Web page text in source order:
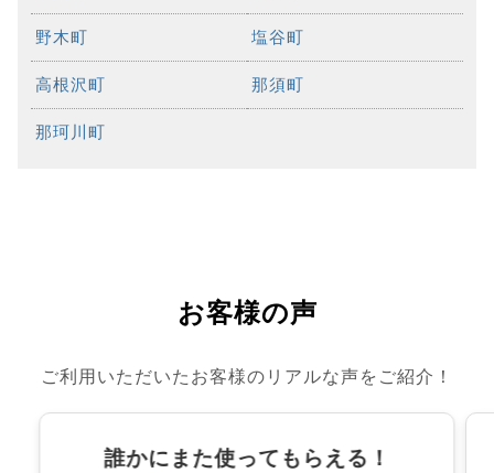
野木町 塩谷町
高根沢町 那須町
那珂川町
お客様の声
ご利用いただいたお客様のリアルな声をご紹介！
誰かにまた使ってもらえる！